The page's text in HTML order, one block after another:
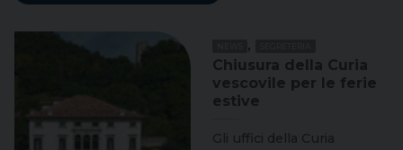
,
Chiusura della Curia
vescovile per le ferie
estive
Gli uffici della Curia